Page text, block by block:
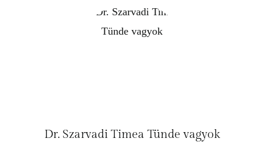
Dr. Szarvadi Timea Tünde vagyok